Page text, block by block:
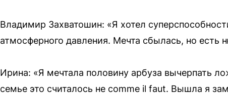
Владимир Захватошин: «Я хотел
атмосферного давления. Мечта сбылась, но есть
Ирина: «Я мечтала половину арбуза вычерпать
семье это считалось не comme il faut. Вышла я